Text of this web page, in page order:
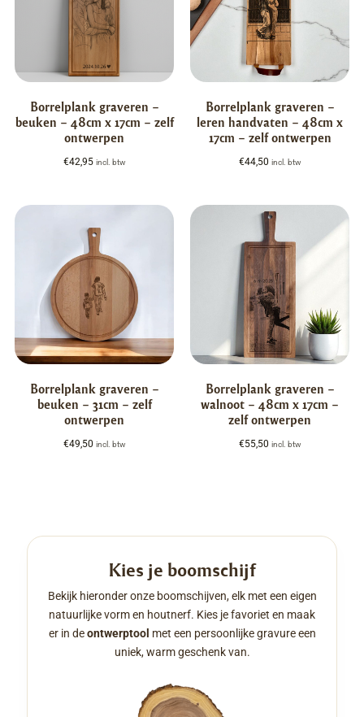
Borrelplank graveren –
beuken – 48cm x 17cm – zelf
ontwerpen
€42,95 incl. btw
Borrelplank graveren –
leren handvaten – 48cm x
17cm – zelf ontwerpen
€44,50 incl. btw
Borrelplank graveren –
beuken – 31cm – zelf
ontwerpen
€49,50 incl. btw
Borrelplank graveren –
walnoot – 48cm x 17cm –
zelf ontwerpen
€55,50 incl. btw
Kies je boomschijf
Bekijk hieronder onze boomschijven, elk met een eigen
natuurlijke vorm en houtnerf. Kies je favoriet en maak
er in deontwerptool met een persoonlijke gravure een
uniek, warm geschenk van.